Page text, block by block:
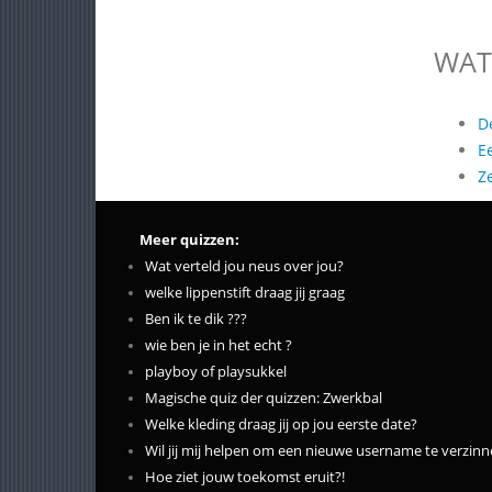
Meer quizzen:
Wat verteld jou neus over jou?
welke lippenstift draag jij graag
Ben ik te dik ???
wie ben je in het echt ?
playboy of playsukkel
Magische quiz der quizzen: Zwerkbal
Welke kleding draag jij op jou eerste date?
Wil jij mij helpen om een nieuwe username te
Hoe ziet jouw toekomst eruit?!